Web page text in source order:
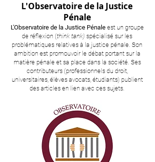
L'Observatoire de la Justice
Pénale
L'Observatoire de la Justice Pénale est un groupe
de réflexion (think tank) spécialisé sur les
problématiques relatives à la justice pénale. Son
ambition est promouvoir le débat portant sur la
matière pénale et sa place dans la société. Ses
contributeurs (professionnels du droit,
universitaires, élèves avocats, étudiants) publient
des articles en lien avec ces sujets.